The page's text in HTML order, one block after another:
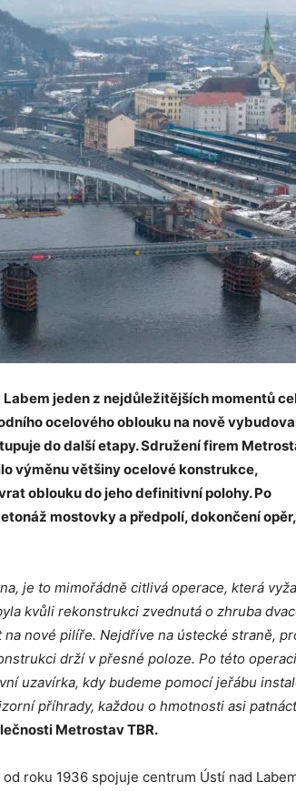
jeden z nejdůležitějších momentů
ocelového oblouku na nově
do další etapy. Sdružení firem
výměnu většiny ocelové konstrukce,
oblouku do jeho definitivní polohy. Po
mostovky a předpolí, dokončení opěr,
je to mimořádně citlivá operace, která
kvůli rekonstrukci zvednutá o zhruba
nové pilíře. Nejdříve na ústecké straně,
drží v přesné poloze. Po této operaci
uzavírka, kdy budeme pomocí jeřábu
příhrady, každou o hmotnosti asi patnáct
Metrostav TBR.
roku 1936 spojuje centrum Ústí nad